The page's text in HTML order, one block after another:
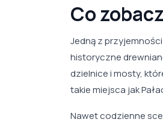
Co
Jedną z
historyczne
dzielnice i mosty,
takie miejsca jak
Nawet codzienne